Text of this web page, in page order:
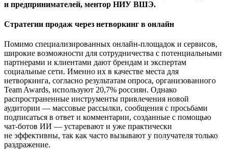
и предпринимателей, ментор НИУ ВШЭ.
Стратегии продаж через нетворкинг в онлайн
Помимо специализированных онлайн-площадок и сервисов,
широкие возможности для сотрудничества с потенциальными
партнерами и клиентами дают брендам и экспертам
социальные сети. Именно их в качестве места для
нетворкинга, согласно результатам опроса, организованного
Team Awards, используют 20,7% россиян. Однако
распространенные инструменты привлечения новой
аудитории — массовые рассылки, сообщения с просьбами
подписаться в ответ и комментарии, созданные с помощью
чат-ботов ИИ — устаревают и уже практически
не эффективны, так как часто вызывают у получателя только
раздражение.